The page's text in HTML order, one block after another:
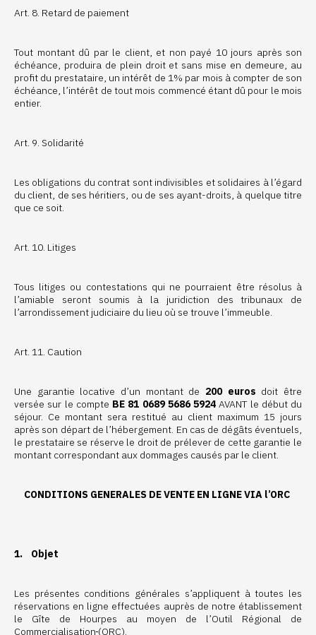
Art. 8. Retard de paiement
Tout montant dû par le client, et non payé 10 jours après son
échéance, produira de plein droit et sans mise en demeure, au
profit du prestataire, un intérêt de 1% par mois à compter de son
échéance, l’intérêt de tout mois commencé étant dû pour le mois
entier.
Art. 9. Solidarité
Les obligations du contrat sont indivisibles et solidaires à l’égard
du client, de ses héritiers, ou de ses ayant-droits, à quelque titre
que ce soit.
Art. 10. Litiges
Tous litiges ou contestations qui ne pourraient être résolus à
l’amiable seront soumis à la juridiction des tribunaux de
l’arrondissement judiciaire du lieu où se trouve l’immeuble.
Art. 11. Caution
Une garantie locative d’un montant de 200 euros doit être
versée sur le compte BE 81 0689 5686 5924 AVANT le début du
séjour. Ce montant sera restitué au client maximum 15 jours
après son départ de l’hébergement. En cas de dégâts éventuels,
le prestataire se réserve le droit de prélever de cette garantie le
montant correspondant aux dommages causés par le client.
CONDITIONS GENERALES DE VENTE EN LIGNE VIA l’ORC
1. Objet
Les présentes conditions générales s’appliquent à toutes les
réservations en ligne effectuées auprès de notre établissement
le Gîte de Hourpes au moyen de l’Outil Régional de
Commercialisation (ORC).